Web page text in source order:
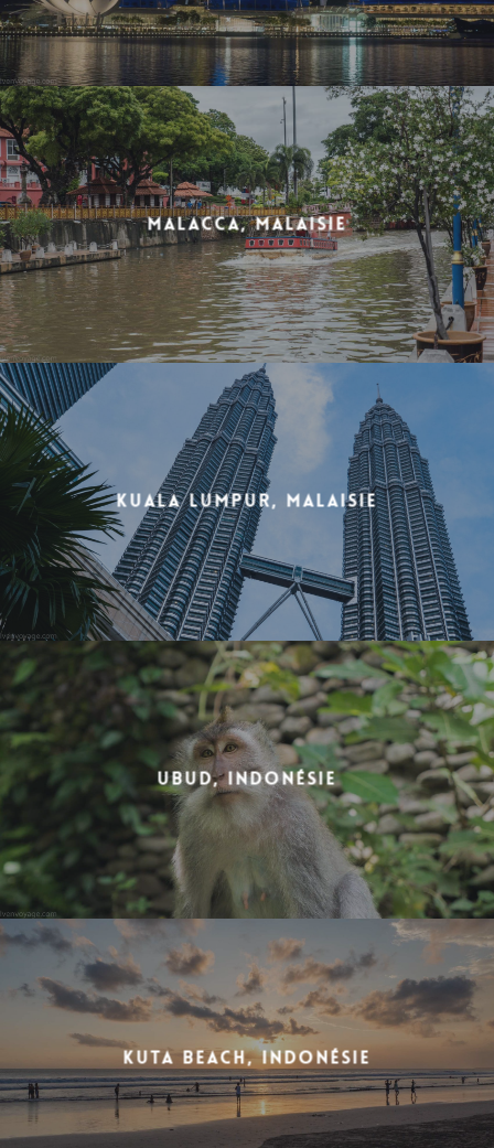
Malacca, Malaisie
Kuala Lumpur, Malaisie
Ubud, Indonésie
Kuta Beach, Indonésie